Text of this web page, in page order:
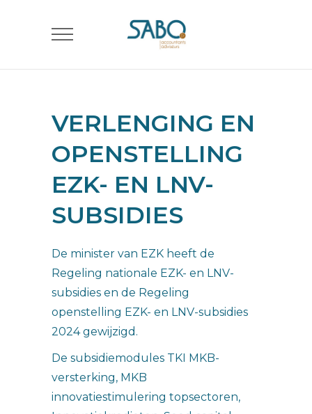
VERLENGING EN
OPENSTELLING
EZK- EN LNV-
SUBSIDIES
De minister van EZK heeft de
Regeling nationale EZK- en LNV-
subsidies en de Regeling
openstelling EZK- en LNV-subsidies
2024 gewijzigd.
De subsidiemodules TKI MKB-
versterking, MKB
innovatiestimulering topsectoren,